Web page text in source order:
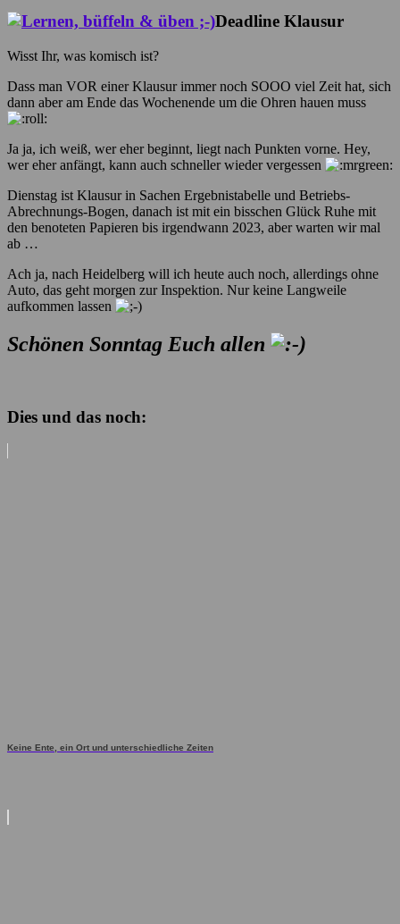
Deadline Klausur
Wisst Ihr, was komisch ist?
Dass man VOR einer Klausur immer noch SOOO viel Zeit hat, sich
dann aber am Ende das Wochenende um die Ohren hauen muss
Ja ja, ich weiß, wer eher beginnt, liegt nach Punkten vorne. Hey,
wer eher anfängt, kann auch schneller wieder vergessen
Dienstag ist Klausur in Sachen Ergebnistabelle und Betriebs-
Abrechnungs-Bogen, danach ist mit ein bisschen Glück Ruhe mit
den benoteten Papieren bis irgendwann 2023, aber warten wir mal
ab …
Ach ja, nach Heidelberg will ich heute auch noch, allerdings ohne
Auto, das geht morgen zur Inspektion. Nur keine Langweile
aufkommen lassen
Schönen Sonntag Euch allen
Dies und das noch:
Keine Ente, ein Ort und unterschiedliche Zeiten